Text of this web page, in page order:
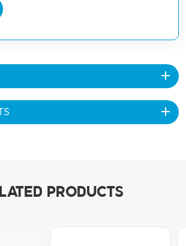
PRODUCTS